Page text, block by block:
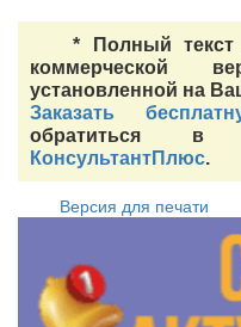
* Полный
коммерческой
установленной на
Заказать
обратиться
КонсультантПлюс.
Версия для печати